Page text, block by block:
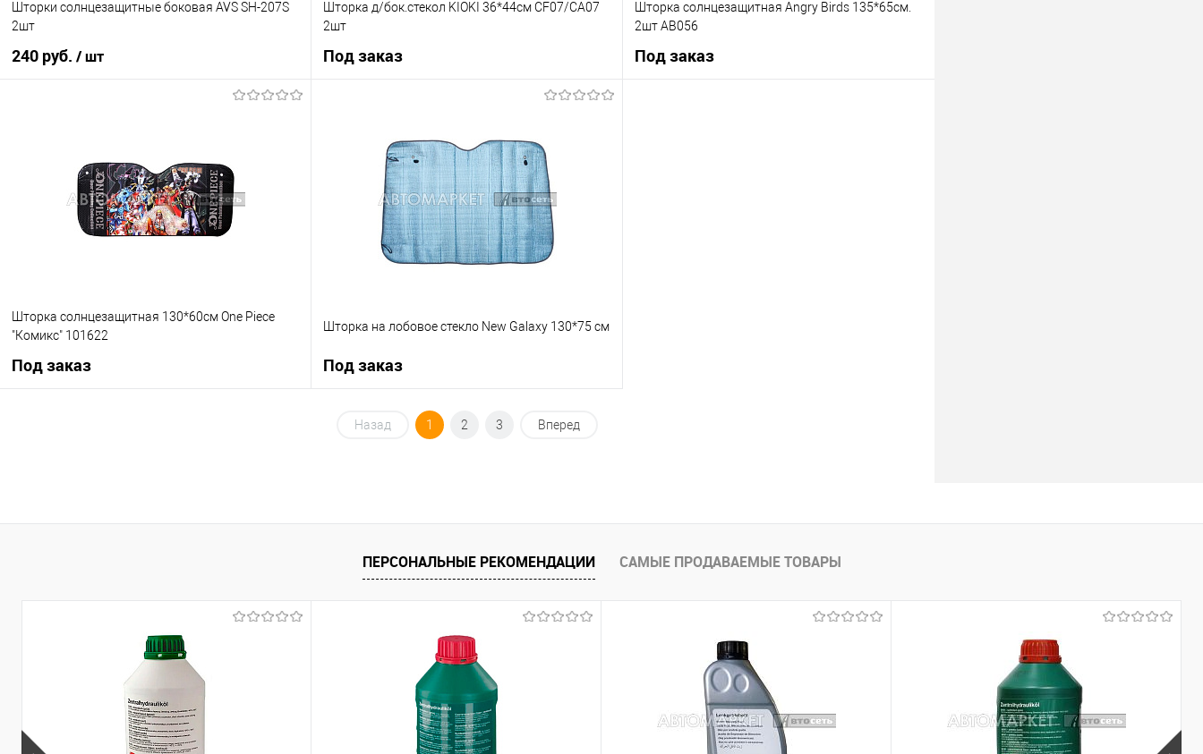
Шторки солнцезащитные боковая AVS SH-207S
2шт
240 руб. / шт
В избранное
В наличии
Шторка д/бок.стекол KIOKI 36*44см CF07/CA07
2шт
Под заказ
Купить в 1 клик
К сравнению
В избранное
Под заказ
Шторка солнцезащитная Angry Birds 135*65см.
2шт AB056
Под заказ
Шторка солнцезащитная 130*60см One Piece
"Комикс" 101622
Под заказ
Шторка на лобовое стекло New Galaxy 130*75 см
Под заказ
Под заказ
Назад 1 2 3 Вперед
ПЕРСОНАЛЬНЫЕ РЕКОМЕНДАЦИИ САМЫЕ ПРОДАВАЕМЫЕ ТОВАРЫ